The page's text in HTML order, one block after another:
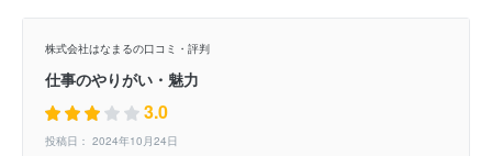
株式会社はなまるの口コミ・評判
仕事のやりがい・魅力
3.0
投稿日： 2024年10月24日